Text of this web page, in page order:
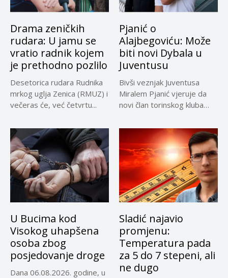
Drama zeničkih
rudara: U jamu se
vratio radnik kojem
je prethodno pozlilo
Desetorica rudara Rudnika
mrkog uglja Zenica (RMUZ) i
večeras će, već četvrtu...
Pjanić o
Alajbegoviću: Može
biti novi Dybala u
Juventusu
Bivši veznjak Juventusa
Miralem Pjanić vjeruje da
novi član torinskog kluba
U Bucima kod
Visokog uhapšena
osoba zbog
posjedovanje droge
Dana 06.08.2026. godine, u
Sladić najavio
promjenu:
Temperatura pada
za 5 do 7 stepeni, ali
ne dugo